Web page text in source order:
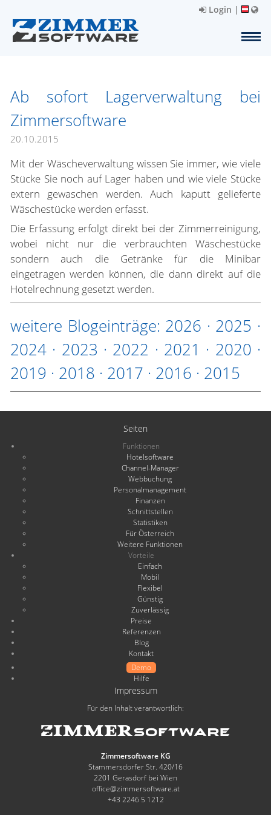
Login |
Ab sofort Lagerverwaltung bei
Zimmersoftware
20.10.2015
Mit der Wäscheverwaltung wissen Sie immer, wie viele
Stücke Sie noch auf Lager haben und wie viele Stücke
extern gewaschen werden. Auch kaputt gelieferte
Wäschestücke werden erfasst.
Die Erfassung erfolgt direkt bei der Zimmerreinigung,
wobei nicht nur die verbrauchten Wäschestücke
sondern auch die Getränke für die Minibar
eingetragen werden können, die dann direkt auf die
Hotelrechnung gesetzt werden.
weitere Blogeinträge: 2026 · 2025 ·
2024 · 2023 · 2022 · 2021 · 2020 ·
2019 · 2018 · 2017 · 2016 · 2015
Seiten
Funktionen
Hotelsoftware
Channel-Manager
Webbuchung
Personalmanagement
Finanzen
Schnittstellen
Statistiken
Für Österreich
Weitere Funktionen
Vorteile
Einfach
Mobil
Flexibel
Günstig
Zuverlässig
Preise
Referenzen
Blog
Kontakt
Demo
Hilfe
Impressum
Für den Inhalt verantwortlich:
Zimmersoftware KG
Stammersdorfer Str. 420/16
2201 Gerasdorf bei Wien
office@zimmersoftware.at
+43 2246 5 1212